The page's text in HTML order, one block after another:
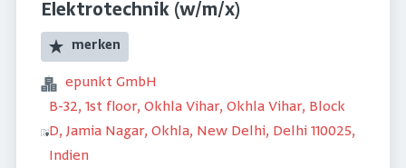
Elektrotechnik (w/m/x)
merken
epunkt GmbH
B-32, 1st floor, Okhla Vihar, Okhla Vihar, Block
D, Jamia Nagar, Okhla, New Delhi, Delhi 110025,
Indien